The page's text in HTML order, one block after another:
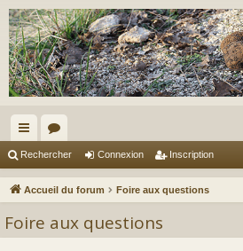
ac
co
or
u
Rechercher Connexion Inscription
Accueil du forum Foire aux questions
Foire aux questions